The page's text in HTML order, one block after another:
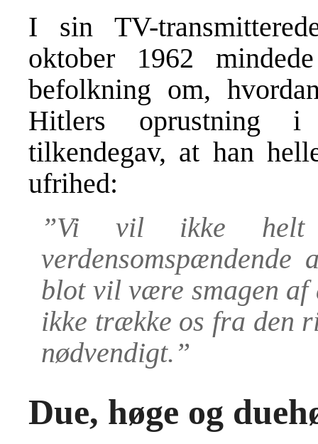
I sin TV-
oktober 1962
befolkning om,
Hitlers oprustning i
tilkendegav, at han
ufrihed:
”Vi vil ikke helt
blot vil være smagen af
ikke trække os fra den
nødvendigt.”
Due, høge og